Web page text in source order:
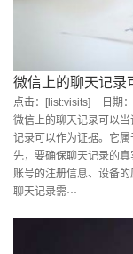
微信上的聊天记录
点击：[list:visits]
日期
微信上的聊天记录可以
记录可以作为证据。它
先，要确保聊天记录的
账号的注册信息、设备
聊天记录需···